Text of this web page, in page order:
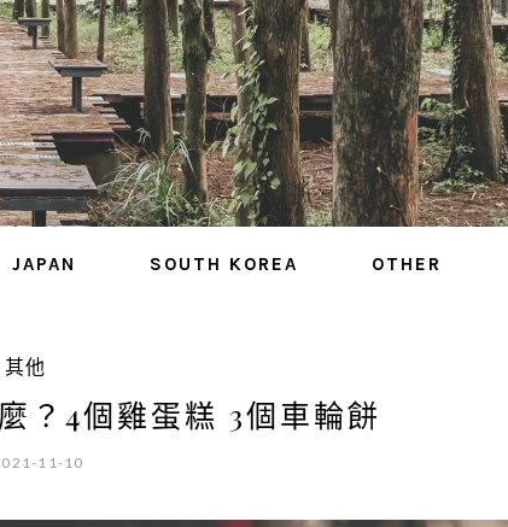
JAPAN SOUTH KOREA OTHER
其他
？4個雞蛋糕 3個車輪餅
11-10